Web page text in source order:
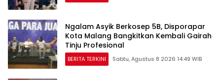
Ngalam Asyik Berkosep 5B, Disporapar
Kota Malang Bangkitkan Kembali Gairah
Tinju Profesional
BERITA TERKINI Sabtu, Agustus 8 2026 14:49 WIB